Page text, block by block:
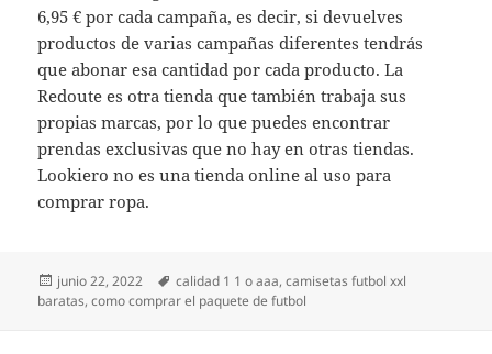
6,95 € por cada campaña, es decir, si devuelves
productos de varias campañas diferentes tendrás
que abonar esa cantidad por cada producto. La
Redoute es otra tienda que también trabaja sus
propias marcas, por lo que puedes encontrar
prendas exclusivas que no hay en otras tiendas.
Lookiero no es una tienda online al uso para
comprar ropa.
Publicado
el
junio 22, 2022 Etiquetas
calidad 1 1 o aaa,camisetas futbol xxl
baratas,como comprar el paquete de futbol